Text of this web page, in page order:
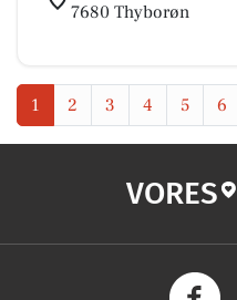
7680 Thyborøn
1 2 3 4 5 6
VORES